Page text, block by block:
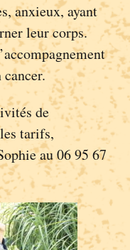
anxieux, ayant
leur corps.
cancer.
de
tarifs,
au 06 95 67